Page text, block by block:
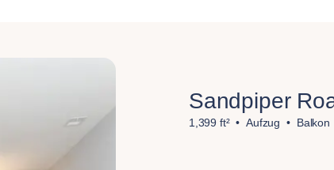
Sandpiper
1,399 ft² Aufzug Balkon